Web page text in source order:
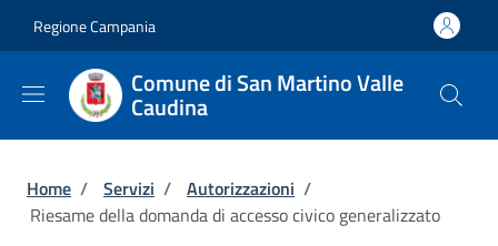
Regione Campania
Comune di San Martino Valle
Caudina
Briciole di pane
Home / Servizi / Autorizzazioni /
Riesame della domanda di accesso civico generalizzato